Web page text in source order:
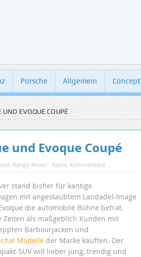
Porsche Allgemein Concept
EVOQUE COUPÉ
und Evoque Coupé
Range Rover Keine Kommentare
stand bisher für kantige
mit angestaubtem Landadel-Image
die automobile Bühne betrat.
Zeiten als maßgeblich Kunden mit
Barbourjacken und
Modelle der Marke kauften. Der
SUV will lieber jung, trendig und